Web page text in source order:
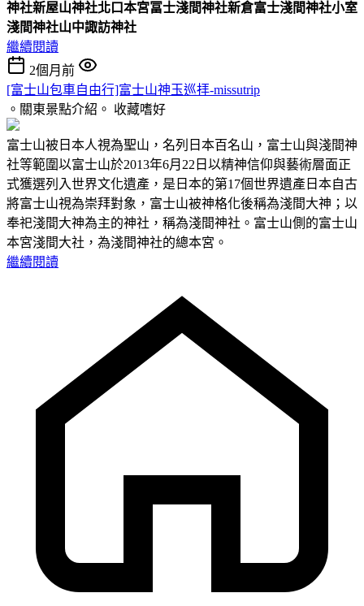
神社新屋山神社北口本宮冨士淺間神社新倉富士淺間神社小室
淺間神社山中諏訪神社
繼續閱讀
2個月前
[富士山包車自由行]富士山神玉巡拝-missutrip
。關東景點介紹。 收藏嗜好
富士山被日本人視為聖山，名列日本百名山，富士山與淺間神
社等範圍以富士山於2013年6月22日以精神信仰與藝術層面正
式獲選列入世界文化遺產，是日本的第17個世界遺產日本自古
將富士山視為崇拜對象，富士山被神格化後稱為淺間大神；以
奉祀淺間大神為主的神社，稱為淺間神社。富士山側的富士山
本宮淺間大社，為淺間神社的總本宮。
繼續閱讀